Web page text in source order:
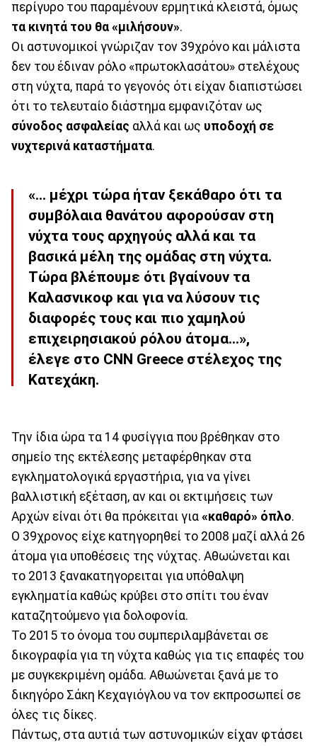
περίγυρο του παραμένουν ερμητικά κλειστά, όμως
τα κινητά του θα «μιλήσουν».
Οι αστυνομικοί γνώριζαν τον 39χρόνο και μάλιστα
δεν του έδιναν ρόλο «πρωτοκλασάτου» στελέχους
στη νύχτα, παρά το γεγονός ότι είχαν διαπιστώσει
ότι το τελευταίο διάστημα εμφανιζόταν ως
σύνοδος ασφαλείας αλλά και ως υποδοχή σε
νυχτερινά καταστήματα.
«... μέχρι τώρα ήταν ξεκάθαρο ότι τα
συμβόλαια θανάτου αφορούσαν στη
νύχτα τους αρχηγούς αλλά και τα
βασικά μέλη της ομάδας στη νύχτα.
Τώρα βλέπουμε ότι βγαίνουν τα
Καλασνικοφ και για να λύσουν τις
διαφορές τους και πιο χαμηλού
επιχειρησιακού ρόλου άτομα...»,
έλεγε στο CNN Greece στέλεχος της
Κατεχάκη.
Την ίδια ώρα τα 14 φυσίγγια που βρέθηκαν στο
σημείο της εκτέλεσης μεταφέρθηκαν στα
εγκληματολογικά εργαστήρια, για να γίνει
βαλλιστική εξέταση, αν και οι εκτιμήσεις των
Aρχών είναι ότι θα πρόκειται για «καθαρό» όπλο.
Ο 39χρονος είχε κατηγορηθεί το 2008 μαζί αλλά 26
άτομα για υποθέσεις της νύχτας. Αθωώνεται και
το 2013 ξανακατηγορειται για υπόθαλψη
εγκληματία καθώς κρύβει στο σπίτι του έναν
καταζητούμενο για δολοφονία.
Το 2015 το όνομα του συμπεριλαμβάνεται σε
δικογραφία για τη νύχτα καθώς για τις επαφές του
με συγκεκριμένη ομάδα. Αθωώνεται ξανά με το
δικηγόρο Σάκη Κεχαγιόγλου να τον εκπροσωπεί σε
όλες τις δίκες.
Πάντως, στα αυτιά των αστυνομικών είχαν φτάσει